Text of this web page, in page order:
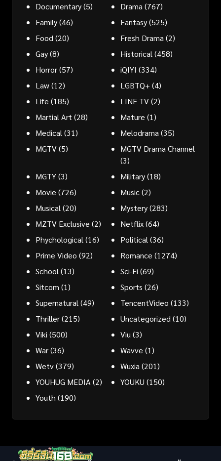
Documentary(5) Drama (767)
Family(46) Fantasy(525)
Food (20) Fresh Drama (2)
Gay(8) Historical (458)
Horror(57) iQIYI (334)
Law(12) LGBTQ+ (4)
Life (185) LINE TV(2)
Martial Art (28) Mature (1)
Medical (31) Melodrama (35)
MGTV(5)
MGTV Drama Channel
(3)
MGTY(3) Military(18)
Movie (726) Music(2)
Musical (20) Mystery(283)
MZTV Exclusive (2) Netflix(64)
Phychological (16) Political (36)
Prime Video (92) Romance (1274)
School (13) Sci-Fi (69)
Sitcom (1) Sports (26)
Supernatural (49) TencentVideo (133)
Thriller(215) Uncategorized (10)
Viki (500) Viu (3)
War(36) Wavve (1)
Wetv(379) Wuxia (201)
YOUHUG MEDIA (2) YOUKU (150)
Youth (190)